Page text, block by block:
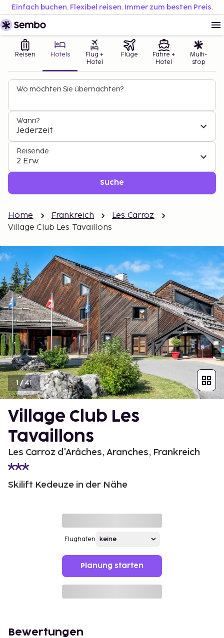
Einfach buchen. Flexibel reisen. Immer zum besten Preis.
Reisen Hotels
Flug +
Hotel
Flüge
Fähre +
Hotel
Multi-
stop
Wo möchten Sie übernachten?
Wann?
Jederzeit
Reisende
2 Erw.
Suche
Home Frankreich
Les Carroz
Village Club Les Tavaillons
1/41
Village Club Les
Tavaillons
Les Carroz d'Arâches, Aranches, Frankreich
Skilift Kedeuze in der Nähe
Flughafen
Planung starten
Bewertungen